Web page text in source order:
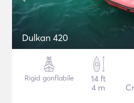
Dulkan 420
Rigid gonflabile
14 ft
4 m